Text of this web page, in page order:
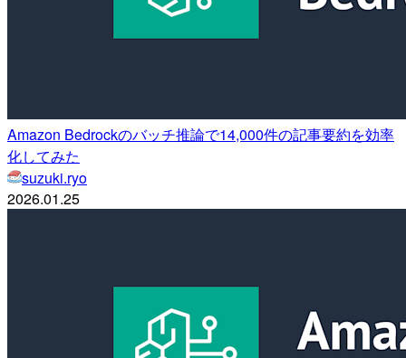
Amazon Bedrockのバッチ推論で14,000件の記事要約を効率
化してみた
suzuki.ryo
2026.01.25